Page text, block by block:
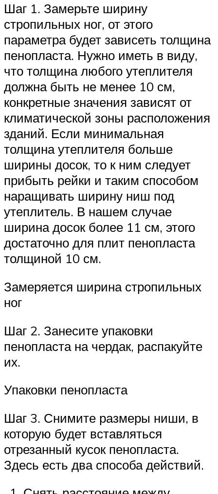
Шаг 1. Замерьте ширину
стропильных ног, от этого
параметра будет зависеть толщина
пенопласта. Нужно иметь в виду,
что толщина любого утеплителя
должна быть не менее 10 см,
конкретные значения зависят от
климатической зоны расположения
зданий. Если минимальная
толщина утеплителя больше
ширины досок, то к ним следует
прибыть рейки и таким способом
наращивать ширину ниш под
утеплитель. В нашем случае
ширина досок более 11 см, этого
достаточно для плит пенопласта
толщиной 10 см.
Замеряется ширина стропильных
ног
Шаг 2. Занесите упаковки
пенопласта на чердак, распакуйте
их.
Упаковки пенопласта
Шаг 3. Снимите размеры ниши, в
которую будет вставляться
отрезанный кусок пенопласта.
Здесь есть два способа действий.